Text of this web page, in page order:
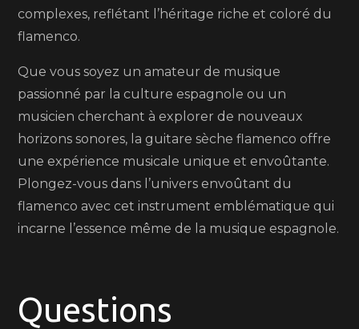
complexes, reflétant l’héritage riche et coloré du
flamenco.
Que vous soyez un amateur de musique
passionné par la culture espagnole ou un
musicien cherchant à explorer de nouveaux
horizons sonores, la guitare sèche flamenco offre
une expérience musicale unique et envoûtante.
Plongez-vous dans l’univers envoûtant du
flamenco avec cet instrument emblématique qui
incarne l’essence même de la musique espagnole.
Questions